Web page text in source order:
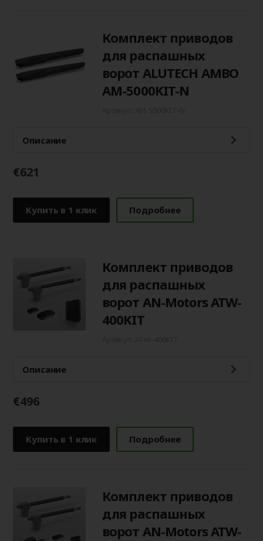
Комплект приводов
для распашных
ворот ALUTECH AMBO
AM-5000KIT-N
Описание
€621
Купить в 1 клик Подробнее
Комплект приводов
для распашных
ворот AN-Motors ATW-
400KIT
Описание
€496
Купить в 1 клик Подробнее
Комплект приводов
для распашных
ворот AN-Motors ATW-